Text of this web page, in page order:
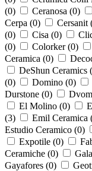
(0) Ceranosa (0)
Cerpa (0) Cersanit
(0) Cisa (0)
(0) Colorker (0)
Ceramica (0)
DeShun Ceramics (
(0) Domino (0)
Durstone (0)
El Molino (0)
(3) Emil Ceramica
Estudio Ceramico (0)
Expotile (0)
Ceramiche (0)
Gayafores (0)